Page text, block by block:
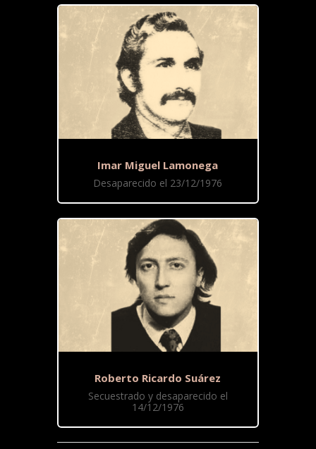
Imar Miguel Lamonega
Desaparecido el 23/12/1976
Roberto Ricardo Suárez
Secuestrado y desaparecido el
14/12/1976